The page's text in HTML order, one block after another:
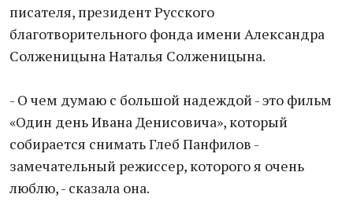
писателя, президент Русского
благотворительного фонда имени Александра
Солженицына Наталья Солженицына.
- О чем думаю с большой надеждой - это фильм
«Один день Ивана Денисовича», который
собирается снимать Глеб Панфилов -
замечательный режиссер, которого я очень
люблю, - сказала она.